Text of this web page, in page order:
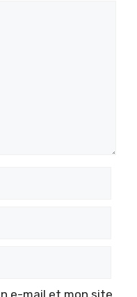
e-mail et mon site